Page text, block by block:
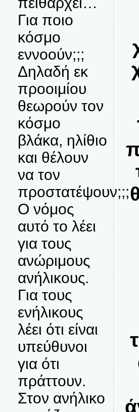
Για ποιο
κόσμο
εννοούν;;;
Δηλαδή εκ
προοιμίου
θεωρούν τον
κόσμο
βλάκα, ηλίθιο
και θέλουν
να τον
προστατέψουν;;;
Ο νόμος
αυτό το λέει
για τους
ανώριμους
ανήλικους.
Για τους
ενήλικους
λέει ότι είναι
υπεύθυνοι
για ότι
πράττουν.
Στον ανήλικο